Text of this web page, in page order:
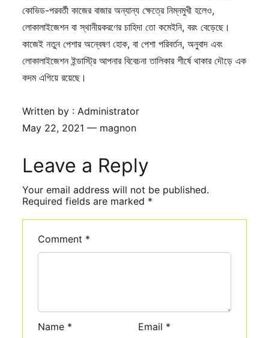
কোভিড-পরবর্তী কাজের বাজার অন্যান্য ক্ষেত্রে নিম্নমুখী হলেও,
লোকালাইজেশন বা স্থানীয়করণের চাহিদা তো কমেইনি, বরং বেড়েছে।
কাজেই নতুন পেশার অন্বেষণ হোক, বা পেশা পরিবর্তন, অনুবাদ এবং
লোকালাইজেশন ইন্ডাস্ট্রি আপনার বিবেচনা তালিকার শীর্ষে থাকার দৌড়ে এক
কদম এগিয়ে রয়েছে।
Written by : Administrator
May 22, 2021 — magnon
Leave a Reply
Comment *
Name * Email *